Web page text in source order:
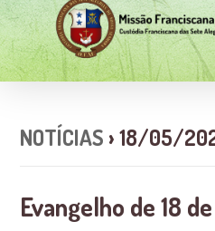
NOTÍCIAS › 18/05/
Evangelho de 18